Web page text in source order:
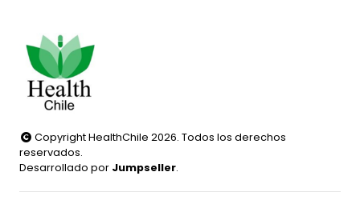
Copyright HealthChile 2026. Todos los derechos
reservados.
Desarrollado por Jumpseller.